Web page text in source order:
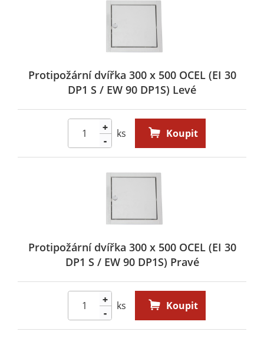
Protipožární dvířka 300 x 500 OCEL (EI 30
DP1 S / EW 90 DP1S) Levé
-
+ ks Koupit
Protipožární dvířka 300 x 500 OCEL (EI 30
DP1 S / EW 90 DP1S) Pravé
-
+ ks Koupit